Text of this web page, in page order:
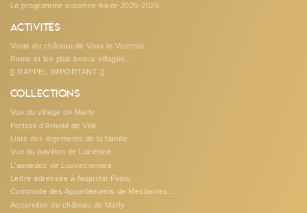
Le programme automne-hiver-2025-2026...
Activités
Visite du château de Vaux le Vicomte
Rome et les plus beaux villages...
[] RAPPEL IMPORTANT []
Collections
Vue du village de Marly
Portrait d'Arnold de Ville
Liste des logements de la famille...
Vue du pavillon de Lucienne
L'aqueduc de Louveciennes
Lettre adressée à Augustin Pajou
Commode des Appartements de Mesdames...
Aquarelles du château de Marly